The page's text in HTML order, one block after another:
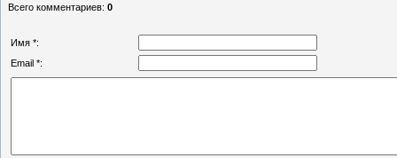
Всего комментариев: 0
Имя *:
Email *: